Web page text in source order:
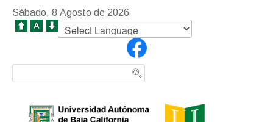
Sábado, 8 Agosto de 2026